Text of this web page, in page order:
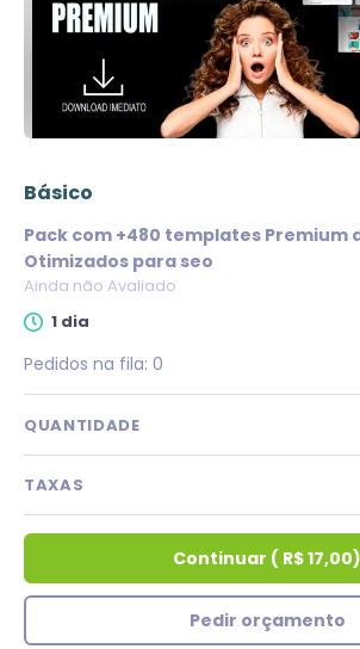
básico
Pack com +480 templates Premium
Otimizados para seo
Ainda não Avaliado
1 dia
Pedidos na fila: 0
QUANTIDADE
TAXAS
Continuar ( R$ 17,00)
Pedir orçamento